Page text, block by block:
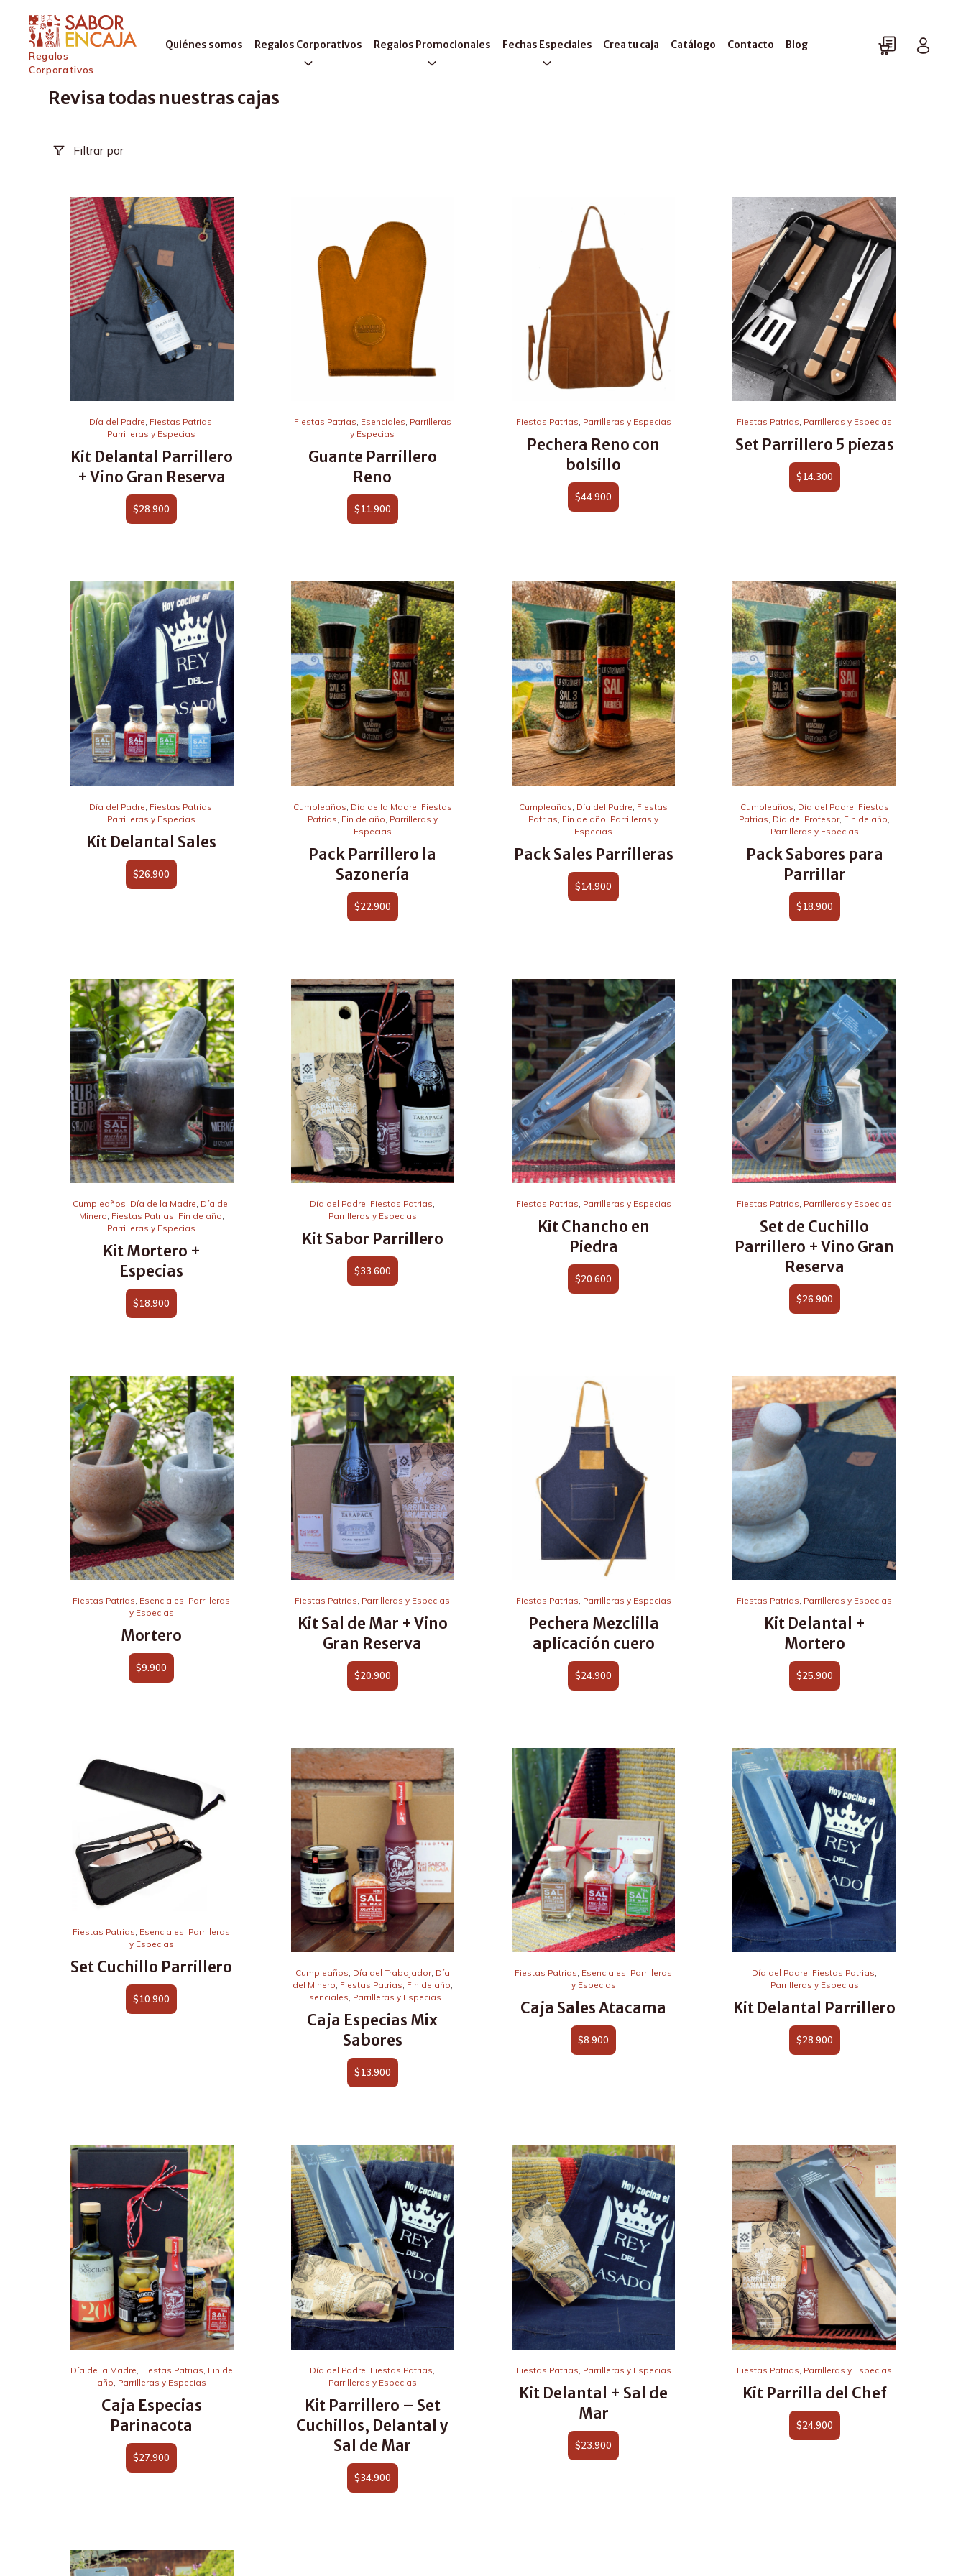
Regalos
Corporativos
Quiénes somos Regalos Corporativos Regalos Promocionales Fechas Especiales Crea tu caja Catálogo Contacto Blog
Revisa todas nuestras cajas
Filtrar por
Día del Padre, Fiestas Patrias,
Parrilleras y Especias
Kit Delantal Parrillero
+ Vino Gran Reserva
$28.900
Fiestas Patrias, Esenciales, Parrilleras
y Especias
Guante Parrillero
Reno
$11.900
Fiestas Patrias, Parrilleras y Especias
Pechera Reno con
bolsillo
$44.900
Fiestas Patrias, Parrilleras y Especias
Set Parrillero 5 piezas
$14.300
Día del Padre Fiestas Patrias
Parrilleras y Especias
Kit Delantal Sales
$26.900
Cumpleaños Día de la Madre Fiestas
Patrias Fin de año Parrilleras y
Especias
Pack Parrillero la
Sazonería
$22.900
Cumpleaños Día del Padre Fiestas
Patrias Fin de año Parrilleras y
Especias
Pack Sales Parrilleras
$14.900
Cumpleaños Día del Padre Fiestas
Patrias Día del Profesor, Fin de año
Parrilleras y Especias
Pack Sabores para
Parrillar
$18.900
Cumpleaños Día de la Madre Día del
Minero Fiestas Patrias Fin de año
Parrilleras y Especias
Kit Mortero +
Especias
$18.900
Día del Padre Fiestas Patrias
Parrilleras y Especias
Kit Sabor Parrillero
$33.600
Fiestas Patrias Parrilleras y Especias
Kit Chancho en
Piedra
$20.600
Fiestas Patrias Parrilleras y Especias
Set de Cuchillo
Parrillero + Vino Gran
Reserva
$26.900
Fiestas Patrias, Esenciales, Parrilleras
y Especias
Mortero
$9.900
Fiestas Patrias, Parrilleras y Especias
Kit Sal de Mar + Vino
Gran Reserva
$20.900
Fiestas Patrias, Parrilleras y Especias
Pechera Mezclilla
aplicación cuero
$24.900
Fiestas Patrias, Parrilleras y Especias
Kit Delantal +
Mortero
$25.900
Fiestas Patrias, Esenciales, Parrilleras
y Especias
Set Cuchillo Parrillero
$10.900
Cumpleaños, Día del Trabajador, Día
del Minero, Fiestas Patrias, Fin de año,
Esenciales, Parrilleras y Especias
Caja Especias Mix
Sabores
$13.900
Fiestas Patrias, Esenciales, Parrilleras
y Especias
Caja Sales Atacama
$8.900
Día del Padre, Fiestas Patrias,
Parrilleras y Especias
Kit Delantal Parrillero
$28.900
Día de la Madre Fiestas Patrias Fin de
año Parrilleras y Especias
Caja Especias
Parinacota
$27.900
Día del Padre Fiestas Patrias
Parrilleras y Especias
Kit Parrillero – Set
Cuchillos, Delantal y
Sal de Mar
$34.900
Fiestas Patrias Parrilleras y Especias
Kit Delantal + Sal de
Mar
$23.900
Fiestas Patrias Parrilleras y Especias
Kit Parrilla del Chef
$24.900